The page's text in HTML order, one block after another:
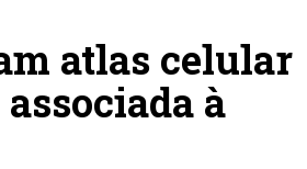
atlas celular
à